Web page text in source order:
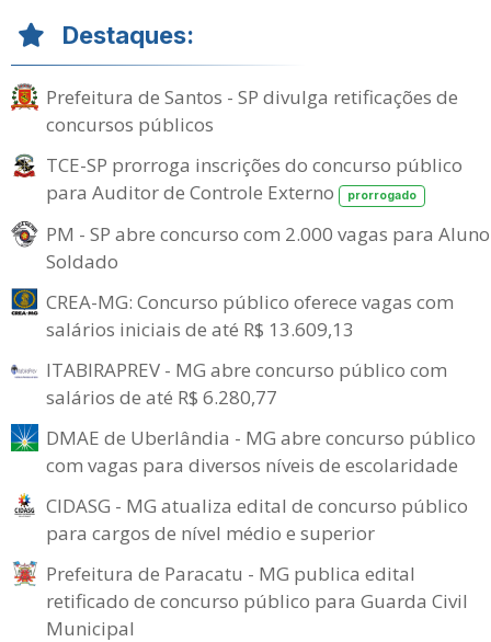
Destaques:
Prefeitura de Santos - SP divulga retificações de
concursos públicos
TCE-SP prorroga inscrições do concurso público
para Auditor de Controle Externo
prorrogado
PM - SP abre concurso com 2.000 vagas para
Soldado
CREA-MG: Concurso público oferece vagas com
salários iniciais de até R$ 13.609,13
ITABIRAPREV - MG abre concurso público com
salários de até R$ 6.280,77
DMAE de Uberlândia - MG abre concurso público
com vagas para diversos níveis de escolaridade
CIDASG - MG atualiza edital de concurso público
para cargos de nível médio e superior
Prefeitura de Paracatu - MG publica edital
retificado de concurso público para Guarda Civil
Municipal